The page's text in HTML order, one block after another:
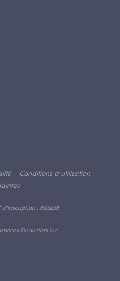
Financiers inc.
d'inscription : 603236
Conditions d'utilisation